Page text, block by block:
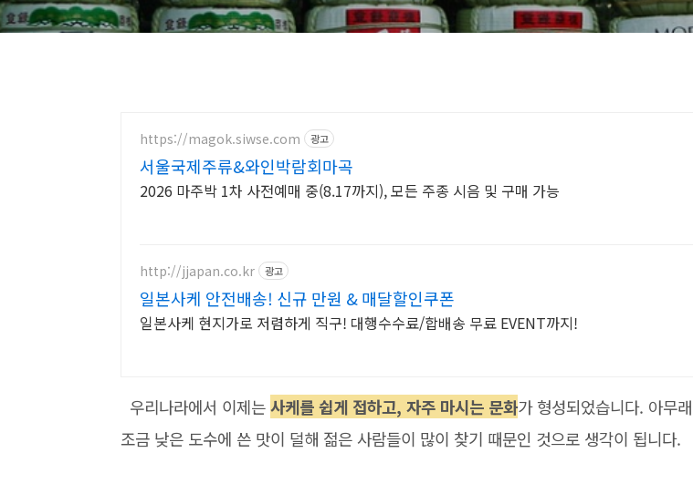
https://magok.siwse.com 광고
서울국제주류&와인박람회마곡
2026 마주박 1차 사전예매 중(8.17까지), 모든 주종 시음 및 구매 가능
http://jjapan.co.kr 광고
일본사케 안전배송! 신규 만원 & 매달할인쿠폰
일본사케 현지가로 저렴하게 직구! 대행수수료/합배송 무료 EVENT까지!
우리나라에서 이제는사케를 쉽게 접하고, 자주 마시는 문화가 형성되었습니다. 아무
조금 낮은 도수에 쓴 맛이 덜해 젊은 사람들이 많이 찾기 때문인 것으로 생각이 됩니다.